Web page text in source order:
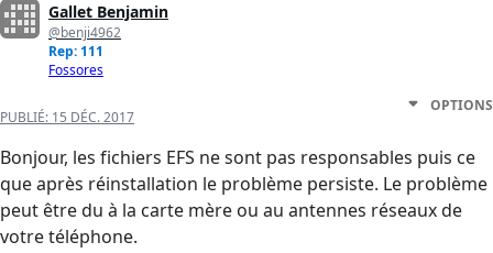
Gallet Benjamin
@benji4962
Rep: 111
Fossores
PUBLIÉ: 15 DÉC. 2017
OPTIONS
Bonjour, les fichiers EFS ne sont pas responsables puis ce
que après réinstallation le problème persiste. Le problème
peut être du à la carte mère ou au antennes réseaux de
votre téléphone.